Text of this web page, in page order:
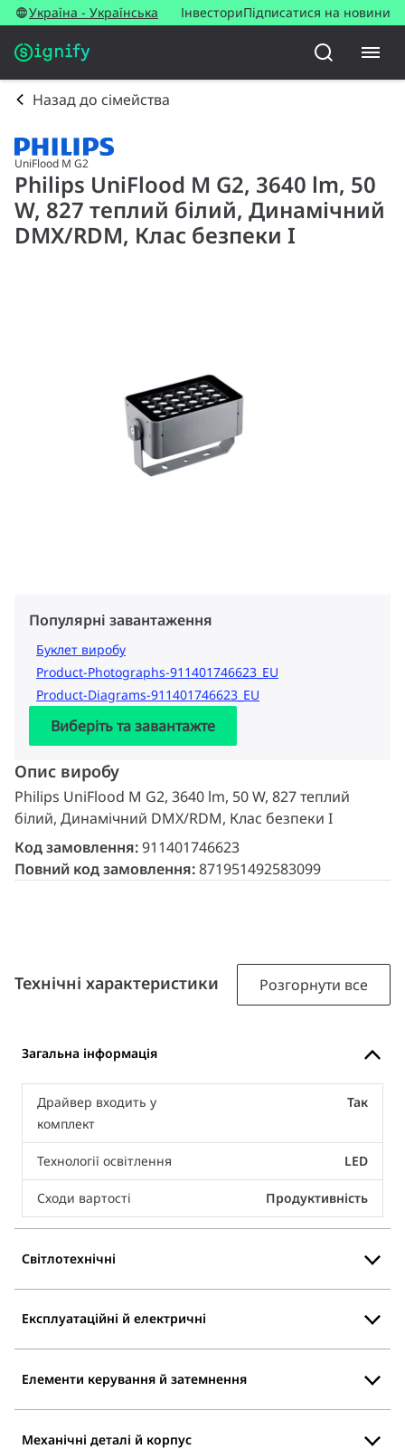
Україна - Українська ІнвесториПідписатися на новини
Назад до сімейства
UniFlood M G2
Philips UniFlood M G2, 3640 lm, 50
W, 827 теплий білий, Динамічний
DMX/RDM, Клас безпеки I
Популярні завантаження
Буклет виробу
Product-Photographs-911401746623_EU
Product-Diagrams-911401746623_EU
Виберіть та завантажте
Опис виробу
Philips UniFlood M G2, 3640 lm, 50 W, 827 теплий
білий, Динамічний DMX/RDM, Клас безпеки I
Код замовлення:911401746623
Повний код замовлення:871951492583099
Технічні характеристики Розгорнути все
Загальна інформація
Драйвер входить у
комплект
Так
Технології освітлення LED
Сходи вартості Продуктивність
Світлотехнічні
Експлуатаційні й електричні
Елементи керування й затемнення
Механічні деталі й корпус